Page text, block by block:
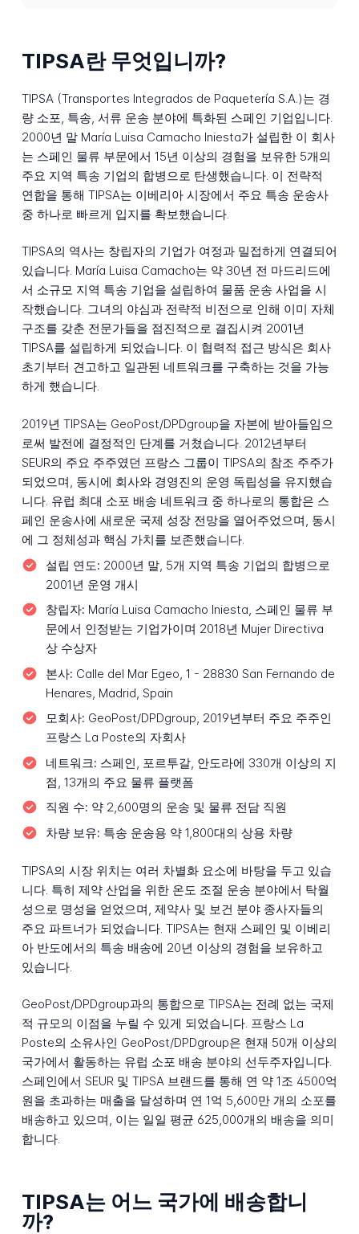
TIPSA란 무엇입니까?
TIPSA (Transportes Integrados de Paquetería S.A.)는 경
량 소포, 특송, 서류 운송 분야에 특화된 스페인 기업입니다.
2000년 말 María Luisa Camacho Iniesta가 설립한 이 회사
는 스페인 물류 부문에서 15년 이상의 경험을 보유한 5개의
주요 지역 특송 기업의 합병으로 탄생했습니다. 이 전략적
연합을 통해 TIPSA는 이베리아 시장에서 주요 특송 운송사
중 하나로 빠르게 입지를 확보했습니다.
TIPSA의 역사는 창립자의 기업가 여정과 밀접하게 연결되어
있습니다. María Luisa Camacho는 약 30년 전 마드리드에
서 소규모 지역 특송 기업을 설립하여 물품 운송 사업을 시
작했습니다. 그녀의 야심과 전략적 비전으로 인해 이미 자체
구조를 갖춘 전문가들을 점진적으로 결집시켜 2001년
TIPSA를 설립하게 되었습니다. 이 협력적 접근 방식은 회사
초기부터 견고하고 일관된 네트워크를 구축하는 것을 가능
하게 했습니다.
2019년 TIPSA는 GeoPost/DPDgroup을 자본에 받아들임으
로써 발전에 결정적인 단계를 거쳤습니다. 2012년부터
SEUR의 주요 주주였던 프랑스 그룹이 TIPSA의 참조 주주가
되었으며, 동시에 회사와 경영진의 운영 독립성을 유지했습
니다. 유럽 최대 소포 배송 네트워크 중 하나로의 통합은 스
페인 운송사에 새로운 국제 성장 전망을 열어주었으며, 동시
에 그 정체성과 핵심 가치를 보존했습니다.
설립 연도: 2000년 말, 5개 지역 특송 기업의 합병으로
2001년 운영 개시
창립자: María Luisa Camacho Iniesta, 스페인 물류 부
문에서 인정받는 기업가이며 2018년 Mujer Directiva
상 수상자
본사: Calle del Mar Egeo, 1 - 28830 San Fernando de
Henares, Madrid, Spain
모회사: GeoPost/DPDgroup, 2019년부터 주요 주주인
프랑스 La Poste의 자회사
네트워크: 스페인, 포르투갈, 안도라에 330개 이상의 지
점, 13개의 주요 물류 플랫폼
직원 수: 약 2,600명의 운송 및 물류 전담 직원
차량 보유: 특송 운송용 약 1,800대의 상용 차량
TIPSA의 시장 위치는 여러 차별화 요소에 바탕을 두고 있습
니다. 특히 제약 산업을 위한 온도 조절 운송 분야에서 탁월
성으로 명성을 얻었으며, 제약사 및 보건 분야 종사자들의
주요 파트너가 되었습니다. TIPSA는 현재 스페인 및 이베리
아 반도에서의 특송 배송에 20년 이상의 경험을 보유하고
있습니다.
GeoPost/DPDgroup과의 통합으로 TIPSA는 전례 없는 국제
적 규모의 이점을 누릴 수 있게 되었습니다. 프랑스 La
Poste의 소유사인 GeoPost/DPDgroup은 현재 50개 이상의
국가에서 활동하는 유럽 소포 배송 분야의 선두주자입니다.
스페인에서 SEUR 및 TIPSA 브랜드를 통해 연 약 1조 4500억
원을 초과하는 매출을 달성하며 연 1억 5,600만 개의 소포를
배송하고 있으며, 이는 일일 평균 625,000개의 배송을 의미
합니다.
TIPSA는 어느 국가에 배송합니
까?